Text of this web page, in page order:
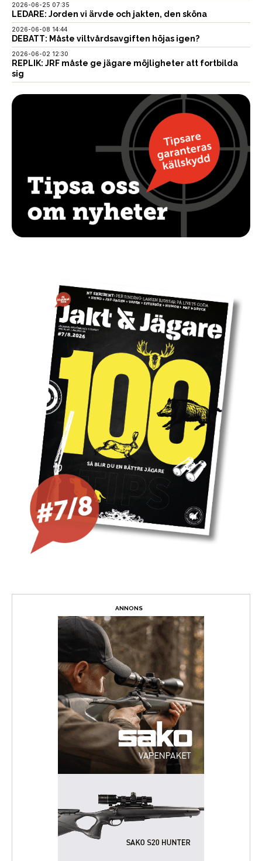
2026-06-25 07:35
LEDARE: Jorden vi ärvde och jakten, den sköna
2026-06-08 14:44
DEBATT: Måste viltvårdsavgiften höjas igen?
2026-06-02 12:30
REPLIK: JRF måste ge jägare möjligheter att fortbilda
sig
ANNONS